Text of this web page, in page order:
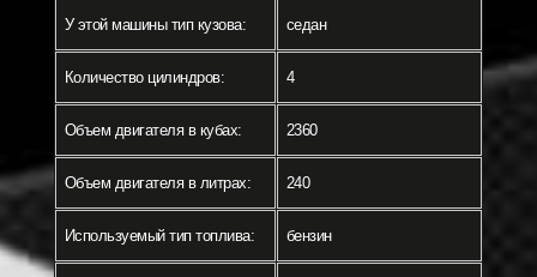
У этой машины тип кузова: седан
Количество цилиндров: 4
Объем двигателя в кубах: 2360
Объем двигателя в литрах: 240
Используемый тип топлива: бензин